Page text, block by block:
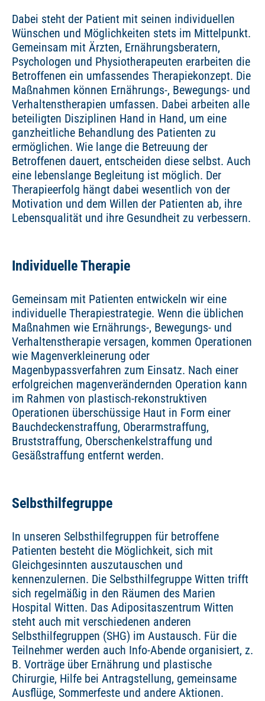
Dabei steht der Patient mit seinen individuellen
Wünschen und Möglichkeiten stets im Mittelpunkt.
Gemeinsam mit Ärzten, Ernährungsberatern,
Psychologen und Physiotherapeuten erarbeiten die
Betroffenen ein umfassendes Therapiekonzept. Die
Maßnahmen können Ernährungs-, Bewegungs- und
Verhaltenstherapien umfassen. Dabei arbeiten alle
beteiligten Disziplinen Hand in Hand, um eine
ganzheitliche Behandlung des Patienten zu
ermöglichen. Wie lange die Betreuung der
Betroffenen dauert, entscheiden diese selbst. Auch
eine lebenslange Begleitung ist möglich. Der
Therapieerfolg hängt dabei wesentlich von der
Motivation und dem Willen der Patienten ab, ihre
Lebensqualität und ihre Gesundheit zu verbessern.
Individuelle Therapie
Gemeinsam mit Patienten entwickeln wir eine
individuelle Therapiestrategie. Wenn die üblichen
Maßnahmen wie Ernährungs-, Bewegungs- und
Verhaltenstherapie versagen, kommen Operationen
wie Magenverkleinerung oder
Magenbypassverfahren zum Einsatz. Nach einer
erfolgreichen magenverändernden Operation kann
im Rahmen von plastisch-rekonstruktiven
Operationen überschüssige Haut in Form einer
Bauchdeckenstraffung, Oberarmstraffung,
Bruststraffung, Oberschenkelstraffung und
Gesäßstraffung entfernt werden.
Selbsthilfegruppe
In unseren Selbsthilfegruppen für betroffene
Patienten besteht die Möglichkeit, sich mit
Gleichgesinnten auszutauschen und
kennenzulernen. Die Selbsthilfegruppe Witten trifft
sich regelmäßig in den Räumen des Marien
Hospital Witten. Das Adipositaszentrum Witten
steht auch mit verschiedenen anderen
Selbsthilfegruppen (SHG) im Austausch. Für die
Teilnehmer werden auch Info-Abende organisiert, z.
B. Vorträge über Ernährung und plastische
Chirurgie, Hilfe bei Antragstellung, gemeinsame
Ausflüge, Sommerfeste und andere Aktionen.